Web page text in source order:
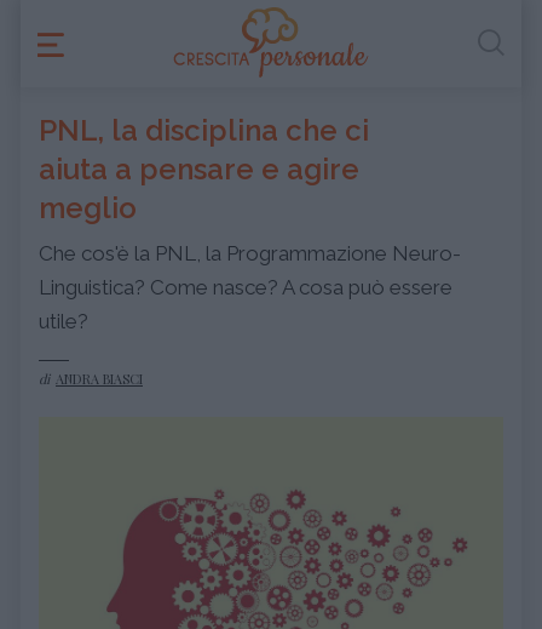
PNL, la disciplina che ci
aiuta a pensare e agire
meglio
Che cos'è la PNL, la Programmazione Neuro-
Linguistica? Come nasce? A cosa può essere
utile?
di ANDRA BIASCI